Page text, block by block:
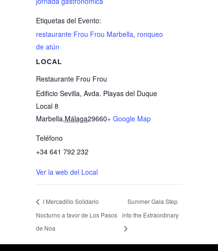
Etiquetas del Evento:
restaurante Frou Frou Marbella, ronqueo
de atún
LOCAL
Restaurante Frou Frou
Edificio Sevilla, Avda. Playas del Duque
Local 8
Marbella,Málaga29660+ Google Map
Teléfono
+34 641 792 232
Ver la web del Local
I Mercadillo Solidario
Nocturno a favor de Los Pasos
de Noa
Summer Gala Step
into the Extraordinary